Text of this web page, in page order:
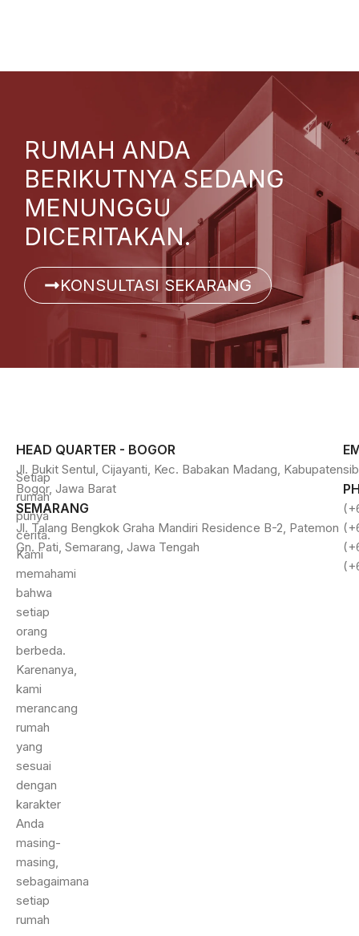
RUMAH ANDA
BERIKUTNYA SEDANG
MENUNGGU
DICERITAKAN.
KONSULTASI SEKARANG
Setiap
rumah
punya
cerita.
Kami
memahami
bahwa
setiap
orang
berbeda.
Karenanya,
kami
merancang
rumah
yang
sesuai
dengan
karakter
Anda
masing-
masing,
sebagaimana
setiap
rumah
HEAD QUARTER - BOGOR
Jl. Bukit Sentul, Cijayanti, Kec. Babakan Madang, Kabupaten
Bogor, Jawa Barat
SEMARANG
Jl. Talang Bengkok Graha Mandiri Residence B-2, Patemon
Gn. Pati, Semarang, Jawa Tengah